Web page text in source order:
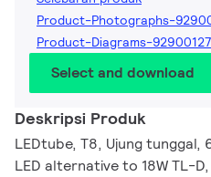
Product-Photographs-
Product-Diagrams-
Select and download
Deskripsi Produk
LEDtube, T8, Ujung tunggal,
LED alternative to 18W TL-